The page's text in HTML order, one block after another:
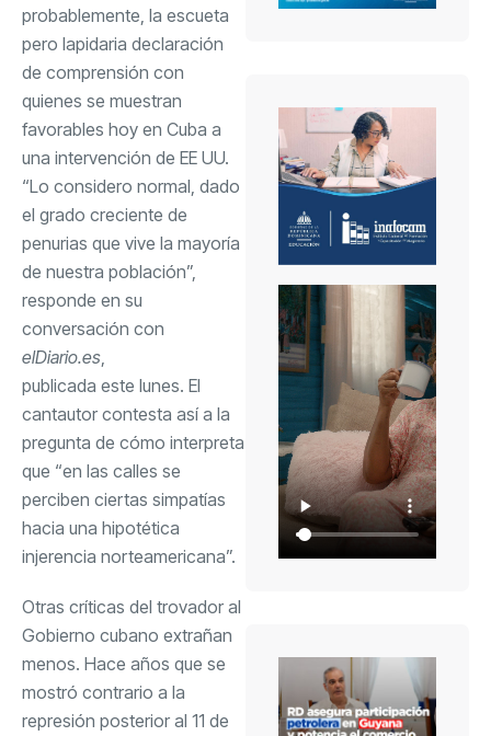
probablemente, la escueta
pero lapidaria declaración
de comprensión con
quienes se muestran
favorables hoy en Cuba a
una intervención de EE UU.
“Lo considero normal, dado
el grado creciente de
penurias que vive la mayoría
de nuestra población”,
responde en su
conversación con
elDiario.es
publicada este lunes. El
cantautor contesta así a la
pregunta de cómo interpreta
que “en las calles se
perciben ciertas simpatías
hacia una hipotética
injerencia norteamericana”.
Otras críticas del trovador al
Gobierno cubano extrañan
menos. Hace años que se
mostró contrario a la
represión posterior al 11 de